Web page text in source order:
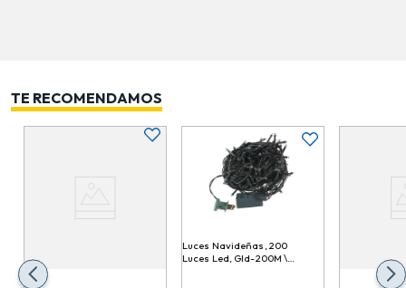
TE RECOMENDAMOS
Luces Navideñas, 200
Luces Led, Gld-200M \